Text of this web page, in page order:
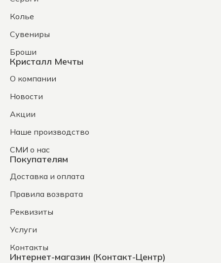
Колье
Сувениры
Броши
Кристалл Мечты
О компании
Новости
Акции
Наше производство
СМИ о нас
Покупателям
Доставка и оплата
Правила возврата
Реквизиты
Услуги
Контакты
Интернет-магазин (Контакт-Центр)